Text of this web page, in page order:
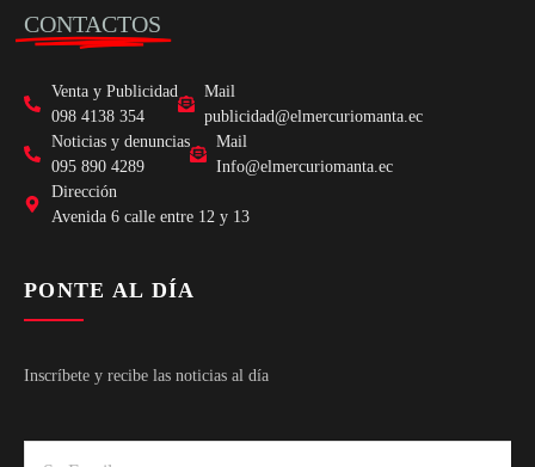
CONTACTOS
Venta y Publicidad
098 4138 354
Mail
publicidad@elmercuriomanta.ec
Noticias y denuncias
095 890 4289
Mail
Info@elmercuriomanta.ec
Dirección
Avenida 6 calle entre 12 y 13
PONTE AL DÍA
Inscríbete y recibe las noticias al día